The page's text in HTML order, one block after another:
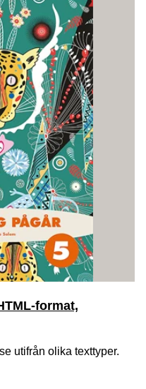
format,
utifrån olika texttyper.